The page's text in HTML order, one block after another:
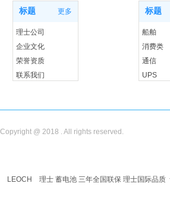
标题 更多
理士公司
企业文化
荣誉资质
联系我们
标题
船舶
消费类
通信
UPS
Copyright @ 2018 . All rights reserved.
LEOCH理士 蓄电池 三年全国联保 理士国际品